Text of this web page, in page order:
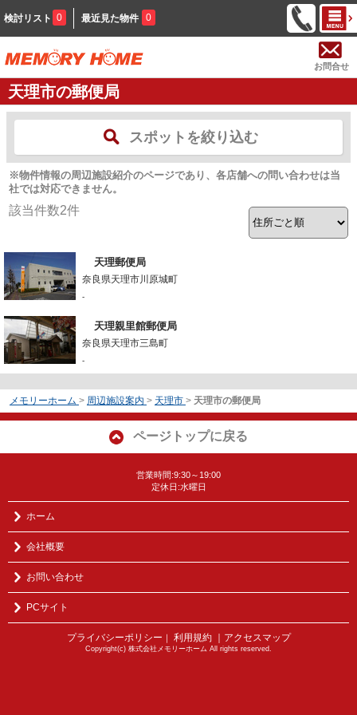
検討リスト 0 最近見た物件 0
お問合せ
天理市の郵便局
スポットを絞り込む
※物件情報の周辺施設紹介のページであり、各店舗への問い合わせは当
社では対応できません。
該当件数2件
天理郵便局
奈良県天理市川原城町
-
天理親里館郵便局
奈良県天理市三島町
-
メモリーホーム > 周辺施設案内 > 天理市 > 天理市の郵便局
ページトップに戻る
営業時間:9:30～19:00
定休日:水曜日
ホーム
会社概要
お問い合わせ
PCサイト
プライバシーポリシー ｜ 利用規約 ｜アクセスマップ
Copyright(c) 株式会社メモリーホーム All rights reserved.